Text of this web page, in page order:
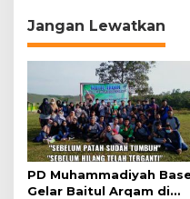
g
a
i
p
o
s
Jangan Lewatkan
PD Muhammadiyah
Gelar Baitul Arqam di